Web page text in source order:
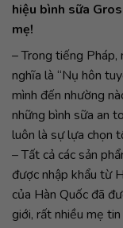
hiệu bình sữa
mẹ!
– Trong tiếng
nghĩa là “Nụ hôn
mình đến nhường
những bình sữa an
luôn là sự lựa chọn
– Tất cả các sản
được nhập khẩu từ
của Hàn Quốc đã
giới, rất nhiều mẹ